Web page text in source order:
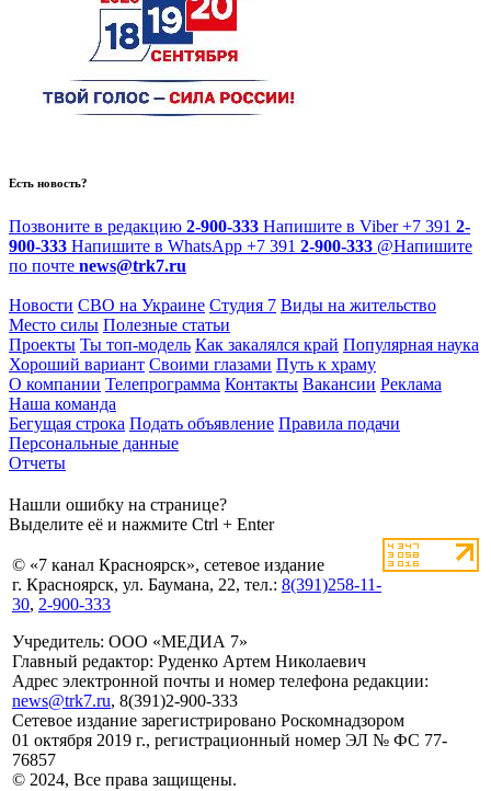
Есть новость?
Позвоните в редакцию 2-900-333 Напишите в Viber +7 391 2-
900-333 Напишите в WhatsApp +7 391 2-900-333 @Напишите
по почте news@trk7.ru
Новости СВО на Украине Студия 7 Виды на жительство
Место силы Полезные статьи
Проекты Ты топ-модель Как закалялся край Популярная наука
Хороший вариант Своими глазами Путь к храму
О компании Телепрограмма Контакты Вакансии Реклама
Наша команда
Бегущая строка Подать объявление Правила подачи
Персональные данные
Отчеты
Нашли ошибку на странице?
Выделите её и нажмите Ctrl + Enter
© «7 канал Красноярск», сетевое издание
г. Красноярск, ул. Баумана, 22, тел.: 8(391)258-11-
30, 2-900-333
Учредитель: ООО «МЕДИА 7»
Главный редактор: Руденко Артем Николаевич
Адрес электронной почты и номер телефона редакции:
news@trk7.ru, 8(391)2-900-333
Сетевое издание зарегистрировано Роскомнадзором
01 октября 2019 г., регистрационный номер ЭЛ № ФС 77-
76857
© 2024, Все права защищены.